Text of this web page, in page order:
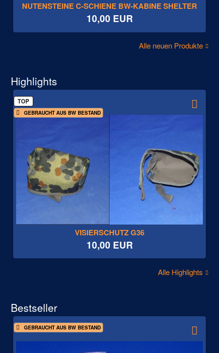
NUTENSTEINE C-SCHIENE BW-KABINE SHELTER
10,00 EUR
Alle neuen Produkte
Highlights
TOP
GEBRAUCHT AUS BW BESTAND
VISIERSCHUTZ G36
10,00 EUR
Alle Highlights
Bestseller
GEBRAUCHT AUS BW BESTAND